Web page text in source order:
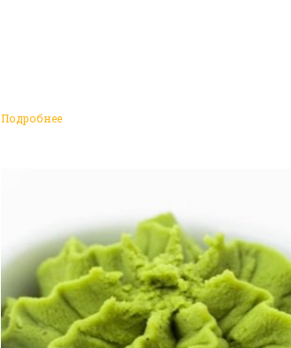
Подробнее